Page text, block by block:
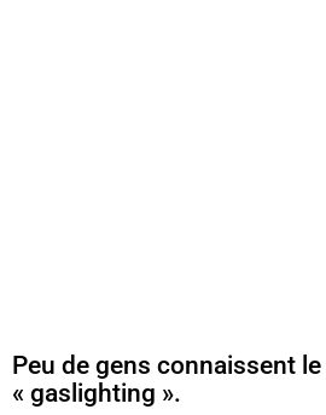
Peu de gens connaissent
« gaslighting ».